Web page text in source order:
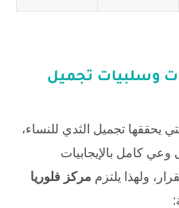
وسلبيات تجميل
يحققها تجميل الثدي ‏للنساء،
كامل بالإيجابيات
ولهذا يلتزم مركز فلوريا